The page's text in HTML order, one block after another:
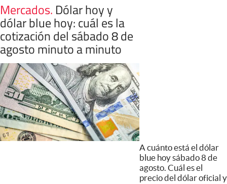
Mercados. Dólar hoy y
dólar blue hoy: cuál es la
cotización del sábado 8 de
agosto minuto a minuto
A cuánto está el dólar
blue hoy sábado 8 de
agosto. Cuál es el
precio del dólar oficial y